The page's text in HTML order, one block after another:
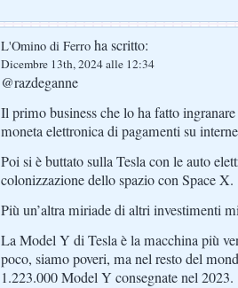
L'Omino di Ferro ha scritto:
Dicembre 13th, 2024 alle 12:34
@razdeganne
Il primo business che lo ha fatto
moneta elettronica di pagamenti su
Poi si è buttato sulla Tesla con le auto
colonizzazione dello spazio con Space X.
Più un’altra miriade di altri investimenti
La Model Y di Tesla è la macchina più
poco, siamo poveri, ma nel resto del
1.223.000 Model Y consegnate nel 2023.